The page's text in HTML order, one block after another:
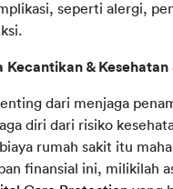
seperti alergi,
Kecantikan & Kesehatan
dari menjaga
diri dari risiko
rumah sakit itu